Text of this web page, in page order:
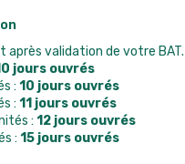
sécurisé par carte
:
règlement sur facture
par mandat administratif
après validation de votre BAT.
jours ouvrés
: 10 jours ouvrés
: 11 jours ouvrés
: 12 jours ouvrés
: 15 jours ouvrés